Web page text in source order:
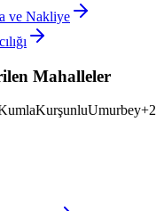
ve Nakliye
Mahalleler
KurşunluUmurbey+2